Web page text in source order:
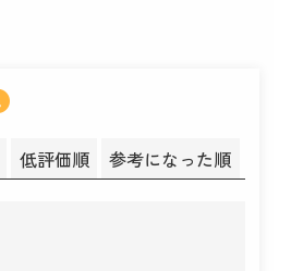
低評価順 参考になった順